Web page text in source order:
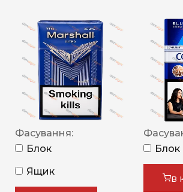
Фасування:
Блок
Ящик
Блок
В